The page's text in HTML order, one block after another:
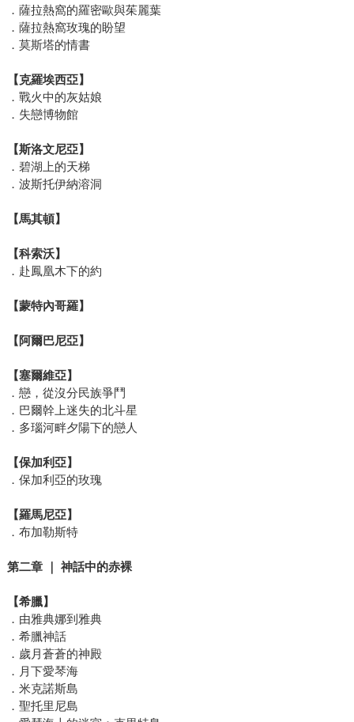
．薩拉熱窩的羅密歐與茱麗葉
．薩拉熱窩玫瑰的盼望
．莫斯塔的情書
【克羅埃西亞】
．戰火中的灰姑娘
．失戀博物館
【斯洛文尼亞】
．碧湖上的天梯
．波斯托伊納溶洞
【馬其頓】
【科索沃】
．赴鳳凰木下的約
【蒙特內哥羅】
【阿爾巴尼亞】
【塞爾維亞】
．戀，從沒分民族爭鬥
．巴爾幹上迷失的北斗星
．多瑙河畔夕陽下的戀人
【保加利亞】
．保加利亞的玫瑰
【羅馬尼亞】
．布加勒斯特
第二章 ｜ 神話中的赤裸
【希臘】
．由雅典娜到雅典
．希臘神話
．歲月蒼蒼的神殿
．月下愛琴海
．米克諾斯島
．聖托里尼島